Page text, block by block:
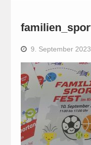
9. September 2023